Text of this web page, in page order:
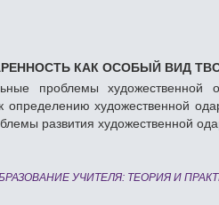
КАК ОСОБЫЙ ВИД
проблемы
художественной
развития художественной
УЧИТЕЛЯ: ТЕОРИЯ И